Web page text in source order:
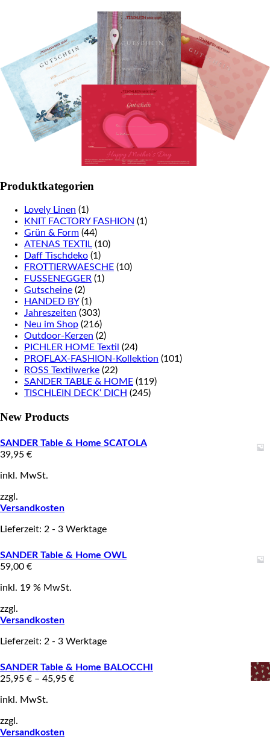
Produktkategorien
Lovely Linen (1)
KNIT FACTORY FASHION (1)
Grün & Form (44)
ATENAS TEXTIL (10)
Daff Tischdeko (1)
FROTTIERWAESCHE (10)
FUSSENEGGER (1)
Gutscheine (2)
HANDED BY (1)
Jahreszeiten (303)
Neu im Shop (216)
Outdoor-Kerzen (2)
PICHLER HOME Textil (24)
PROFLAX-FASHION-Kollektion (101)
ROSS Textilwerke (22)
SANDER TABLE & HOME (119)
TISCHLEIN DECK‘ DICH (245)
New Products
SANDER Table & Home SCATOLA
39,95 €
inkl. MwSt.
zzgl.
Versandkosten
Lieferzeit: 2 - 3 Werktage
SANDER Table & Home OWL
59,00 €
inkl. 19 % MwSt.
zzgl.
Versandkosten
Lieferzeit: 2 - 3 Werktage
SANDER Table & Home BALOCCHI
25,95 € – 45,95 €
inkl. MwSt.
zzgl.
Versandkosten